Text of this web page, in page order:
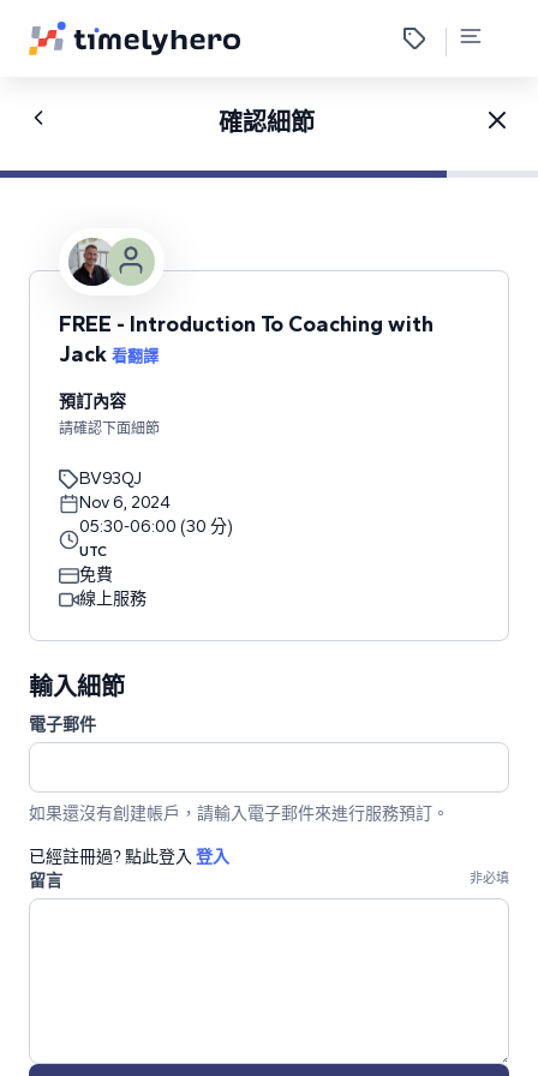
確認細節
FREE - Introduction To Coaching with
Jack 看翻譯
預訂內容
請確認下面細節
BV93QJ
Nov 6, 2024
05:30-06:00 (30 分)
UTC
免費
線上服務
輸入細節
電子郵件
如果還沒有創建帳戶，請輸入電子郵件來進行服務預訂。
已經註冊過? 點此登入 登入
留言
非必填